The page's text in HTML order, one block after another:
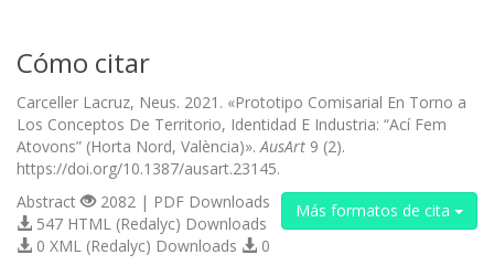
Cómo citar
Carceller Lacruz, Neus. 2021. «Prototipo Comisarial En Torno a
Los Conceptos De Territorio, Identidad E Industria: “Ací Fem
Atovons” (Horta Nord, València)». AusArt 9 (2).
https://doi.org/10.1387/ausart.23145.
Más formatos de cita
Abstract
2082 | PDF Downloads
547 HTML (Redalyc) Downloads
0 XML (Redalyc) Downloads
0